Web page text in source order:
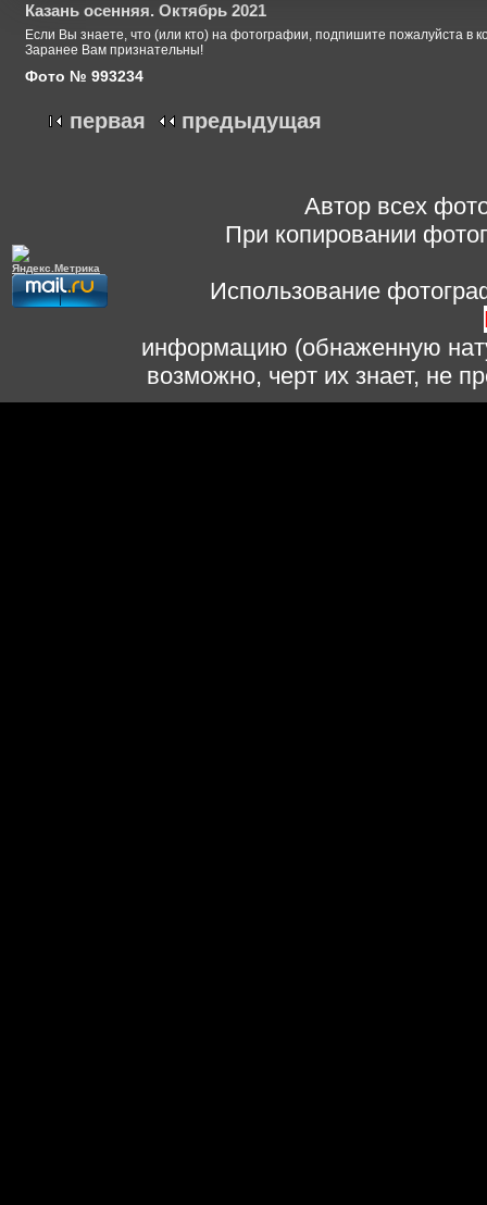
Казань осенняя. Октябрь 2021
Если Вы знаете, что (или кто) на фотографии, подпишите пожалуйста в
Заранее Вам признательны!
Фото № 993234
первая предыдущая
Автор всех
При копировании
Использование
информацию (обнаженную
возможно, черт их знает, не